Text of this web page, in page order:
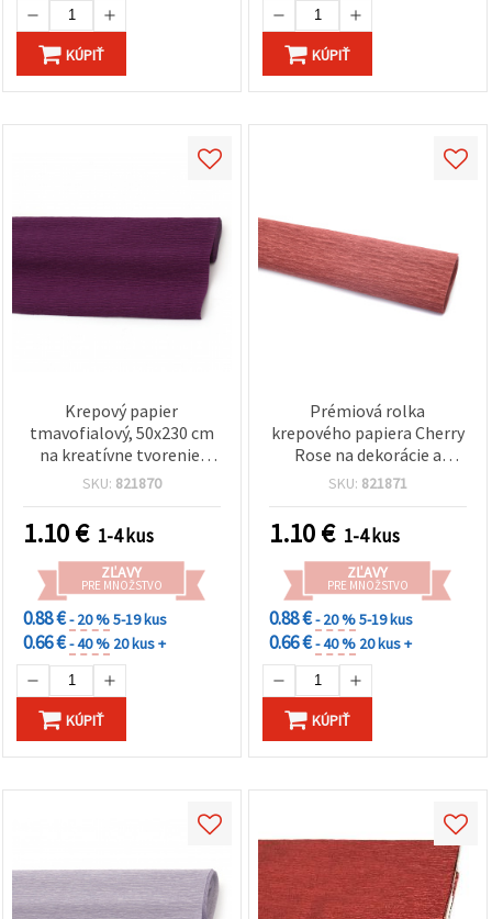
KÚPIŤ KÚPIŤ
Krepový papier
tmavofialový, 50x230 cm
na kreatívne tvorenie,
balenie darčekov a
SKU: 821870
1.10€ 1-4 kus
ZĽAVY
PRE MNOŽSTVO
0.88 €- 20 %5-19 kus
0.66 €- 40 % 20 kus +
KÚPIŤ
Prémiová rolka
krepového papiera Cherry
Rose na dekorácie a
kreatívne tvorenie, 50 ×
(Blush Pink), DIY kvety,
párty výzdoba, darčekové
balenie
SKU: 821871
1.10€ 1-4 kus
ZĽAVY
PRE MNOŽSTVO
0.88 €- 20 %5-19 kus
0.66 €- 40 % 20 kus +
KÚPIŤ